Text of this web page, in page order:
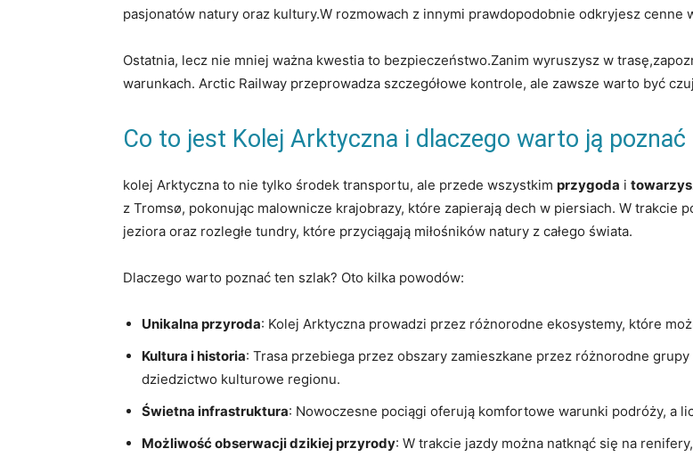
pasjonatów‌ natury oraz kultury.W rozmowach z innymi prawdopodobnie odkryjesz
Ostatnia, lecz ⁤nie mniej⁢ ważna⁣ kwestia to ‌bezpieczeństwo.Zanim ⁣wyruszysz w
warunkach. Arctic Railway ⁣przeprowadza szczegółowe kontrole, ale zawsze warto‍ być
Co to jest ​Kolej Arktyczna i ⁤dlaczego warto ją ​poznać
kolej ⁤Arktyczna to nie tylko​ środek transportu, ale przede wszystkim przygoda i
⁢z Tromsø, pokonując ‌malownicze ‍krajobrazy, które zapierają ‍dech w piersiach. W⁢ trakcie⁢
jeziora oraz rozległe tundry,⁣ które przyciągają miłośników natury z całego ⁤świata.
Dlaczego ‍warto poznać ​ten​ szlak? ⁣Oto kilka powodów:
Unikalna przyroda: Kolej⁣ Arktyczna prowadzi przez różnorodne ekosystemy, które
Kultura i⁤ historia: Trasa przebiega przez obszary zamieszkane przez⁤ różnorodne
dziedzictwo kulturowe regionu.
Świetna infrastruktura: Nowoczesne ⁣pociągi⁢ oferują komfortowe warunki‍ podróży, a
Możliwość obserwacji dzikiej ⁣przyrody:⁢ W trakcie jazdy można natknąć się ⁤na